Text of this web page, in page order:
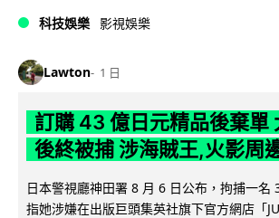
科技娛樂 影視娛樂
Lawton 1 日
訂購 43 億日元精品後棄單
後終被捕 涉海賊王,火影周
日本警視廳神田署 8 月 6 日公布，拘捕一名
指她涉嫌在出版巨頭集英社旗下官方網店「